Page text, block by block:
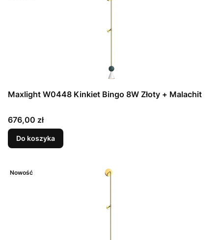
Maxlight W0448 Kinkiet Bingo 8W Złoty + Malachit
Cena
676,00 zł
Do koszyka
Nowość